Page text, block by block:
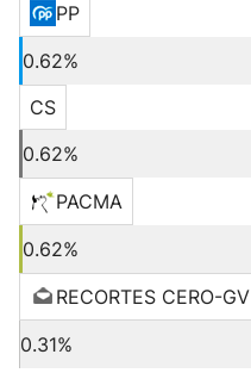
PP
0.62%
CS
0.62%
PACMA
0.62%
RECORTES CERO-GV
0.31%